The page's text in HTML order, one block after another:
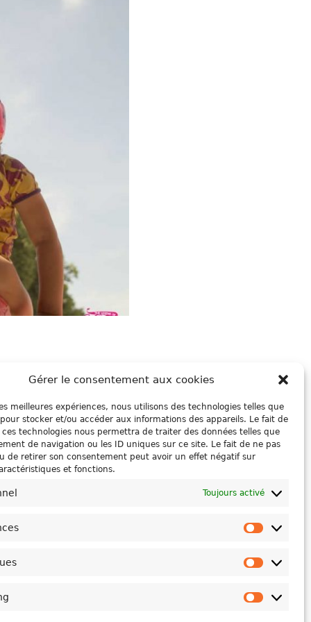
Gérer le consentement aux cookies
meilleures expériences, nous utilisons des technologies telles que
stocker et/ou accéder aux informations des appareils. Le fait de
technologies nous permettra de traiter des données telles que
de navigation ou les ID uniques sur ce site. Le fait de ne pas
de retirer son consentement peut avoir un effet négatif sur
et fonctions.
Toujours activé
0